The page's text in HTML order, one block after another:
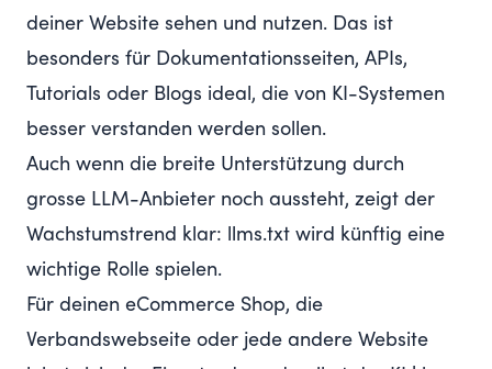
deiner Website sehen und nutzen. Das ist
besonders für Dokumentationsseiten, APIs,
Tutorials oder Blogs ideal, die von KI-Systemen
besser verstanden werden sollen.
Auch wenn die breite Unterstützung durch
grosse LLM-Anbieter noch aussteht, zeigt der
Wachstumstrend klar: llms.txt wird künftig eine
wichtige Rolle spielen.
Für deinen eCommerce Shop, die
Verbandswebseite oder jede andere Website